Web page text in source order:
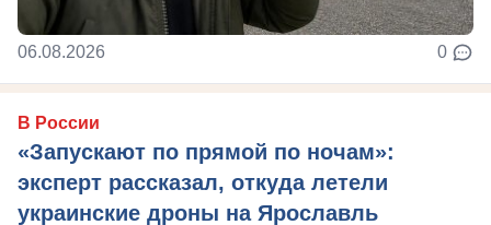
06.08.2026 0
В России
«Запускают по прямой по ночам»:
эксперт рассказал, откуда летели
украинские дроны на Ярославль